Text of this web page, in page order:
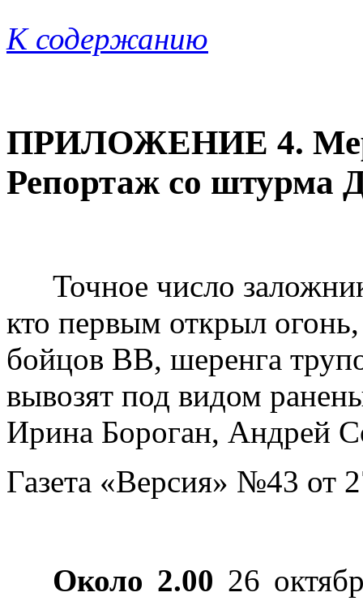
К содержанию
ПРИЛОЖЕНИЕ 4.
Репортаж со штурма
Точное число
кто первым открыл
бойцов ВВ, шеренга
вывозят под видом
Ирина Бороган, Андрей
Газета «Версия» №43 от
Около 2.00 26